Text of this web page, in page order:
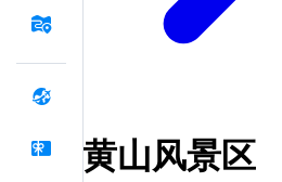
黄山风景区